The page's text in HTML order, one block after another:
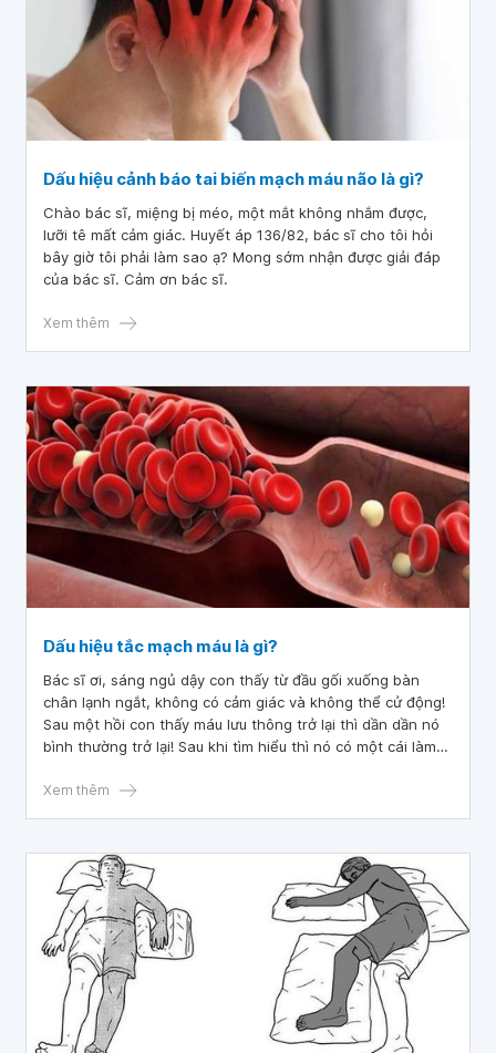
Dấu hiệu cảnh báo tai biến mạch máu não là gì?
Chào bác sĩ, miệng bị méo, một mắt không nhắm được,
lưỡi tê mất cảm giác. Huyết áp 136/82, bác sĩ cho tôi hỏi
bây giờ tôi phải làm sao ạ? Mong sớm nhận được giải đáp
của bác sĩ. Cảm ơn bác sĩ.
Xem thêm
Dấu hiệu tắc mạch máu là gì?
Bác sĩ ơi, sáng ngủ dậy con thấy từ đầu gối xuống bàn
chân lạnh ngắt, không có cảm giác và không thể cử động!
Sau một hồi con thấy máu lưu thông trở lại thì dần dần nó
bình thường trở lại! Sau khi tìm hiểu thì nó có một cái làm
hỏi dấu hiệu tắc mạch máu là gì? Bởi vì đây là lần đầu tiên
Xem thêm